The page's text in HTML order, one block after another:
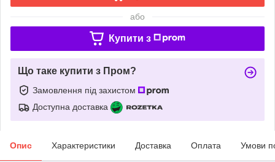
або
Купити з
Що таке купити з Пром?
Замовлення під захистом
Доступна доставка
Опис Характеристики Доставка Оплата Умови